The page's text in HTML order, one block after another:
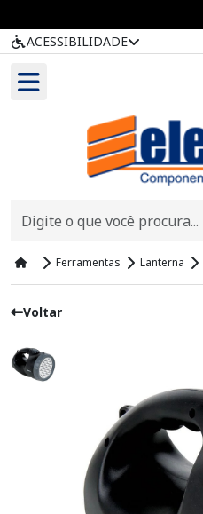
ACESSIBILIDADE
Ferramentas Lanterna
Voltar